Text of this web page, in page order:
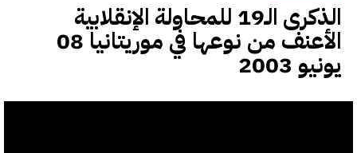
الذكرى الـ19 للمحاولة الإنقلابية
الأعنف من نوعها في موريتانيا 08
يونيو 2003